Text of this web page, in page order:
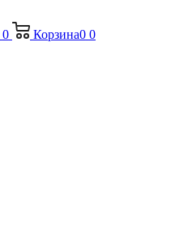
0 Корзина0 0